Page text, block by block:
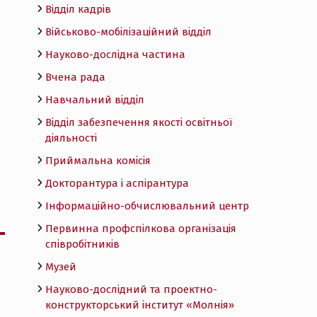
Відділ кадрів
Військово-мобілізаційний відділ
Науково-дослідна частина
Вчена рада
Навчальний відділ
Відділ забезпечення якості освітньої
діяльності
Приймальна комісія
Докторантура і аспірантура
Інформаційно-обчислювальний центр
Первинна профспілкова організація
співробітників
Музей
Науково-дослідний та проектно-
конструкторський інститут «Молнія»